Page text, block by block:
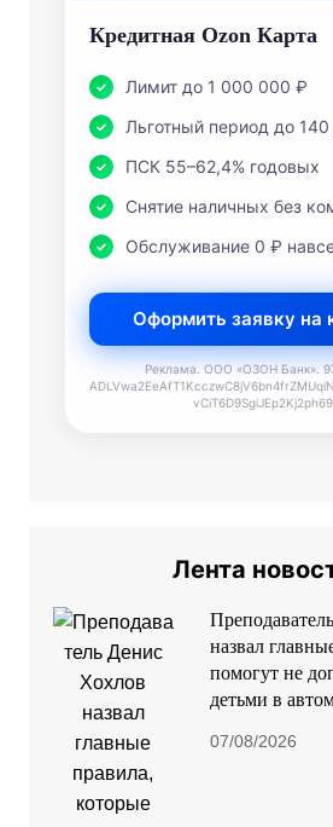
Кредитная Ozon Карта
Лимит до 1 000 000 ₽
Льготный период до
ПСК 55–62,4% годовых
Снятие наличных без
Обслуживание 0 ₽
Оформить заявку на
Реклама. ООО «ОЗОН Банк».
Лента
назвал
помогут не
детьми в
07/08/2026